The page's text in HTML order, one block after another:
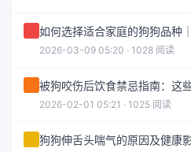
如何选择适合家庭的狗狗品种
2026-03-09 05:20 · 1028 阅读
被狗咬伤后饮食禁忌指南：这
2026-02-01 05:21 · 1025 阅读
狗狗伸舌头喘气的原因及健康